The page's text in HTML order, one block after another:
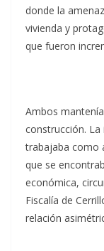
donde la
vivienda y
que fueron
Ambos
construcción.
trabajaba como
que se
económica,
Fiscalía de
relación